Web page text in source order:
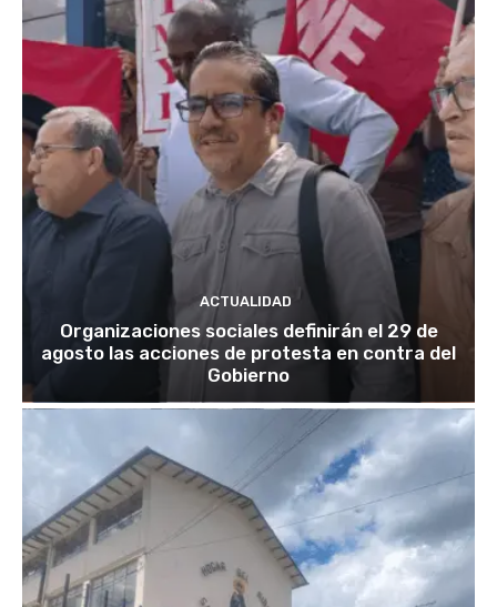
ACTUALIDAD
Organizaciones sociales definirán el 29 de
agosto las acciones de protesta en contra del
Gobierno